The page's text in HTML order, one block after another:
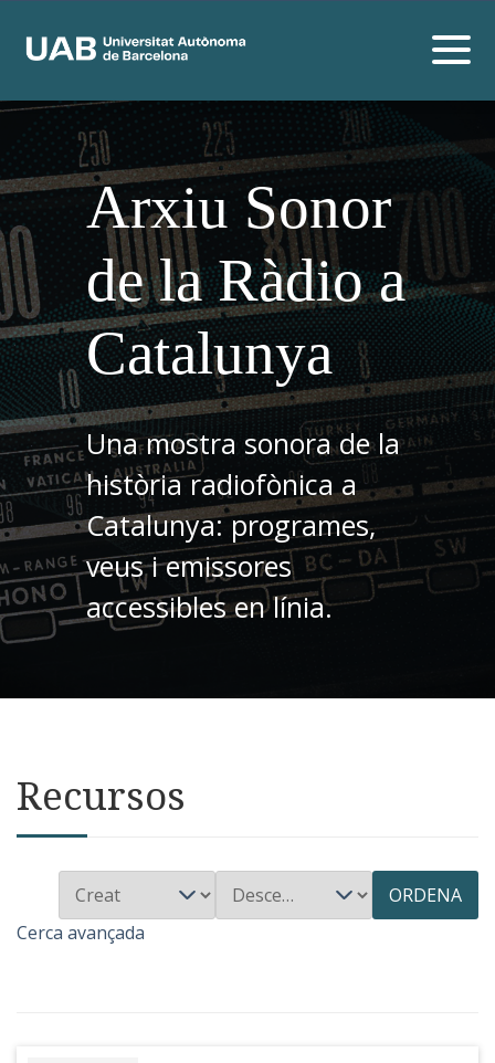
Arxiu Sonor
de la Ràdio a
Catalunya
Una mostra sonora de la
història radiofònica a
Catalunya: programes,
veus i emissores
accessibles en línia.
Recursos
ORDENA
Cerca avançada